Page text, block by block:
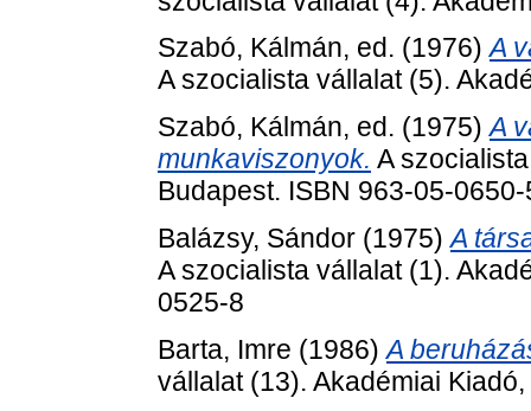
Szabó, Kálmán, ed. (1976)A
A szocialista vállalat (5).
Szabó, Kálmán, ed. (1975)A
munkaviszonyok. A
Budapest. ISBN 963-05-0650-
Balázsy, Sándor (1975)A
A szocialista vállalat (1).
0525-8
Barta, Imre (1986)A
vállalat (13). Akadémiai